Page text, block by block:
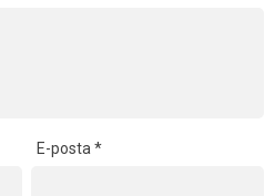
E-posta*